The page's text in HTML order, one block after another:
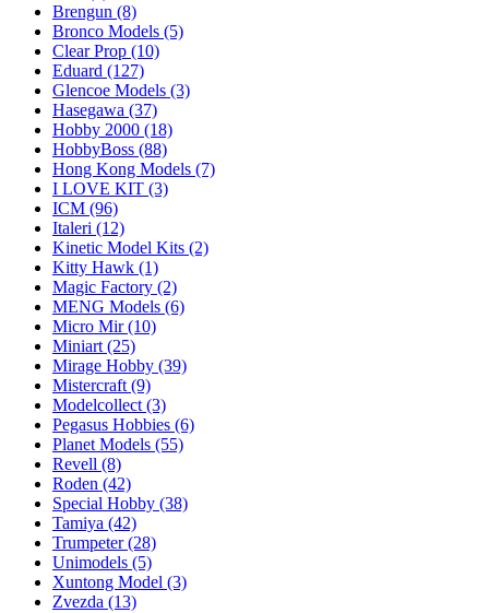
Brengun (8)
Bronco Models (5)
Clear Prop (10)
Eduard (127)
Glencoe Models (3)
Hasegawa (37)
Hobby 2000 (18)
HobbyBoss (88)
Hong Kong Models (7)
I LOVE KIT (3)
ICM (96)
Italeri (12)
Kinetic Model Kits (2)
Kitty Hawk (1)
Magic Factory (2)
MENG Models (6)
Micro Mir(10)
Miniart (25)
Mirage Hobby (39)
Mistercraft (9)
Modelcollect (3)
Pegasus Hobbies (6)
Planet Models (55)
Revell (8)
Roden (42)
Special Hobby (38)
Tamiya (42)
Trumpeter(28)
Unimodels (5)
Xuntong Model (3)
Zvezda (13)